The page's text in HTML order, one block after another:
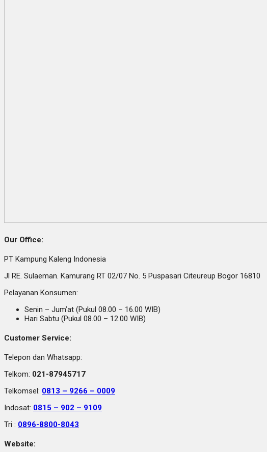
Our Office:
PT Kampung Kaleng Indonesia
Jl RE. Sulaeman. Kamurang RT 02/07 No. 5 Puspasari Citeureup Bogor 16810
Pelayanan Konsumen:
Senin – Jum’at (Pukul 08.00 – 16.00 WIB)
Hari Sabtu (Pukul 08.00 – 12.00 WIB)
Customer Service:
Telepon dan Whatsapp:
Telkom: 021-87945717
Telkomsel: 0813 – 9266 – 0009
Indosat: 0815 – 902 – 9109
Tri : 0896-8800-8043
Website: